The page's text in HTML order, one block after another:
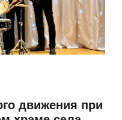
движения при